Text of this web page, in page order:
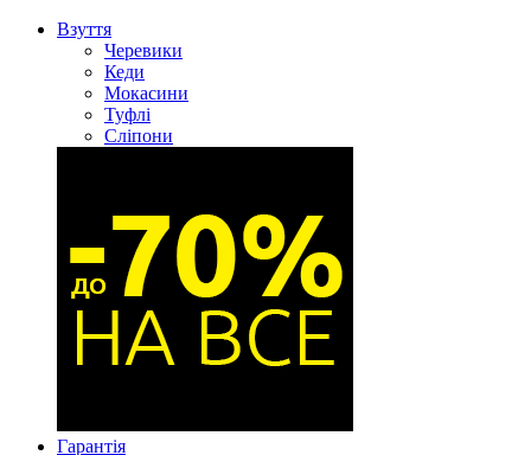
Взуття
Черевики
Кеди
Мокасини
Туфлі
Сліпони
Гарантія